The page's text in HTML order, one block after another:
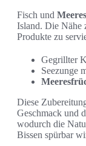
Fisch und
Island. Die Nähe
Produkte zu
Gegrillter
Seezunge
Diese
Geschmack und
wodurch die
Bissen spürbar